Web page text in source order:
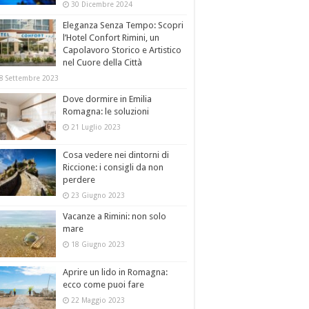
30 Dicembre 2024
Eleganza Senza Tempo: Scopri
l’Hotel Confort Rimini, un
Capolavoro Storico e Artistico
nel Cuore della Città
Settembre 2023
Dove dormire in Emilia
Romagna: le soluzioni
21 Luglio 2023
Cosa vedere nei dintorni di
Riccione: i consigli da non
perdere
23 Giugno 2023
Vacanze a Rimini: non solo
mare
18 Giugno 2023
Aprire un lido in Romagna:
ecco come puoi fare
22 Maggio 2023